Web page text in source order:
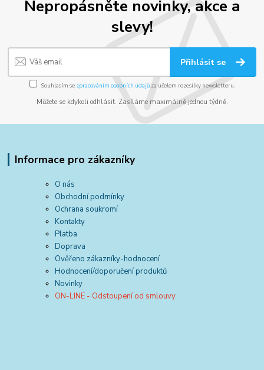
Nepropásněte novinky, akce a
slevy!
Přihlásit se
Souhlasím se zpracováním osobních údajůza účelem rozesílky newsletteru.
Můžete se kdykoli odhlásit. Zasíláme maximálně jednou týdně.
Informace pro zákazníky
O nás
Obchodní podmínky
Ochrana soukromí
Kontakty
Platba
Doprava
Ověřeno zákazníky-hodnocení
Hodnocení/doporučení produktů
Novinky
ON-LINE - Odstoupení od smlouvy